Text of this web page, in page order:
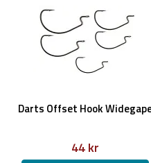
Darts Offset Hook
44 kr